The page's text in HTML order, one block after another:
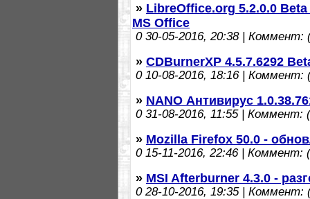
» LibreOffice.org 5.2.0.0
MS Office
030-05-2016, 20:38 | Коммент:
» CDBurnerXP 4.5.7.6292
010-08-2016, 18:16 | Коммент:
» NANO Антивирус
031-08-2016, 11:55 | Коммент:
» Mozilla Firefox 50.0 -
015-11-2016, 22:46 | Коммент:
» MSI Afterburner 4.3.0 -
028-10-2016, 19:35 | Коммент: